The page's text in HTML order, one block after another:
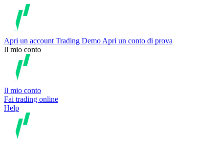
Apri un account Trading Demo Apri un conto di prova
Il mio conto
Il mio conto
Fai trading online
Help